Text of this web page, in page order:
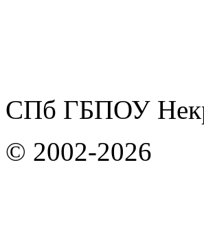
СПб ГБПОУ
© 2002-2026